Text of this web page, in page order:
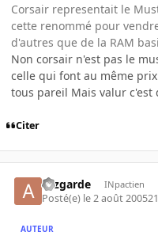
Corsair representait le
cette renommé pour
d'autres que de la RAM
Non corsair n'est pas le
celle qui font au même
tous pareil Mais valur c'est
Citer
azzgarde INpactien
Posté(e) le 2 août 2005
AUTEUR